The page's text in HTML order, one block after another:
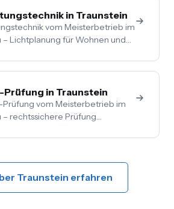
in Traunstein
vom Meisterbetrieb im
– Lichtplanung für Wohnen und
Auch mit Smart-
Prüfung in Traunstein
Prüfung vom Meisterbetrieb im
– rechtssichere Prüfung
digitale
Traunstein erfahren